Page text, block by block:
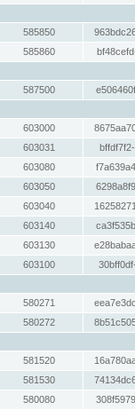
585850
585860
587500
603000
603031
603080
603050
603040
603140
603130
603100
580271
580272
581520
581530
580080